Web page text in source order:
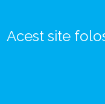
Acest site